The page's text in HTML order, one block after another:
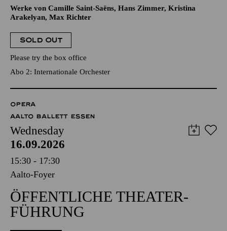
Werke von Camille Saint-Saëns, Hans Zimmer, Kristina
Arakelyan, Max Richter
SOLD OUT
Please try the box office
Abo 2: Internationale Orchester
OPERA
AALTO BALLETT ESSEN
Wednesday
16.09.2026
15:30 - 17:30
Aalto-Foyer
ÖFFENTLICHE THEATER­
FÜHRUNG